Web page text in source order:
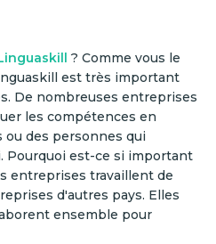
? Comme vous le
est très important
De nombreuses entreprises
les compétences en
ou des personnes qui
Pourquoi est-ce si important
entreprises travaillent de
d'autres pays. Elles
ensemble pour